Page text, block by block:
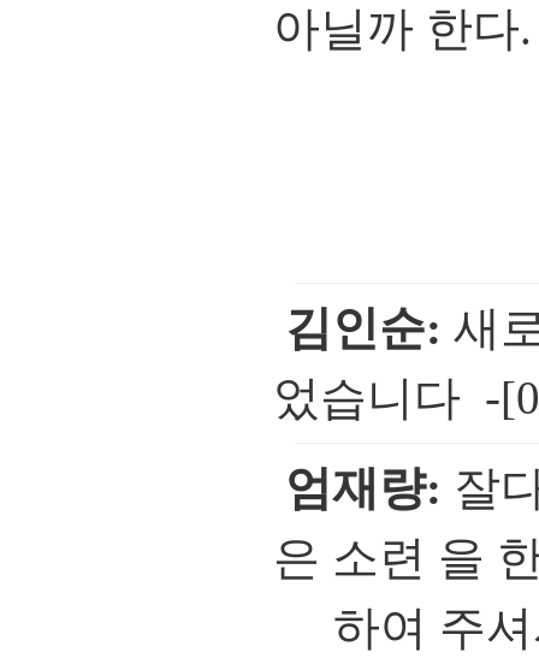
아닐까 한다
김인순: 새
었습니다 -
엄재량: 잘
은 소련 을
하여 주셔